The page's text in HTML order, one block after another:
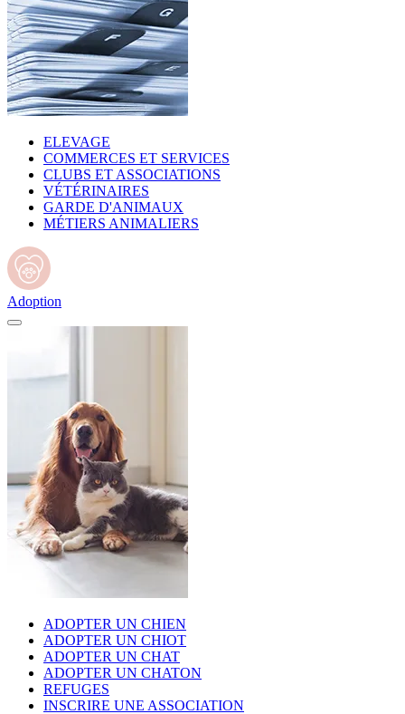
ELEVAGE
COMMERCES ET SERVICES
CLUBS ET ASSOCIATIONS
VÉTÉRINAIRES
GARDE D'ANIMAUX
MÉTIERS ANIMALIERS
Adoption
ADOPTER UN CHIEN
ADOPTER UN CHIOT
ADOPTER UN CHAT
ADOPTER UN CHATON
REFUGES
INSCRIRE UNE ASSOCIATION